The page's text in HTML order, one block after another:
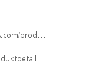
DE000WA8Z1Y9